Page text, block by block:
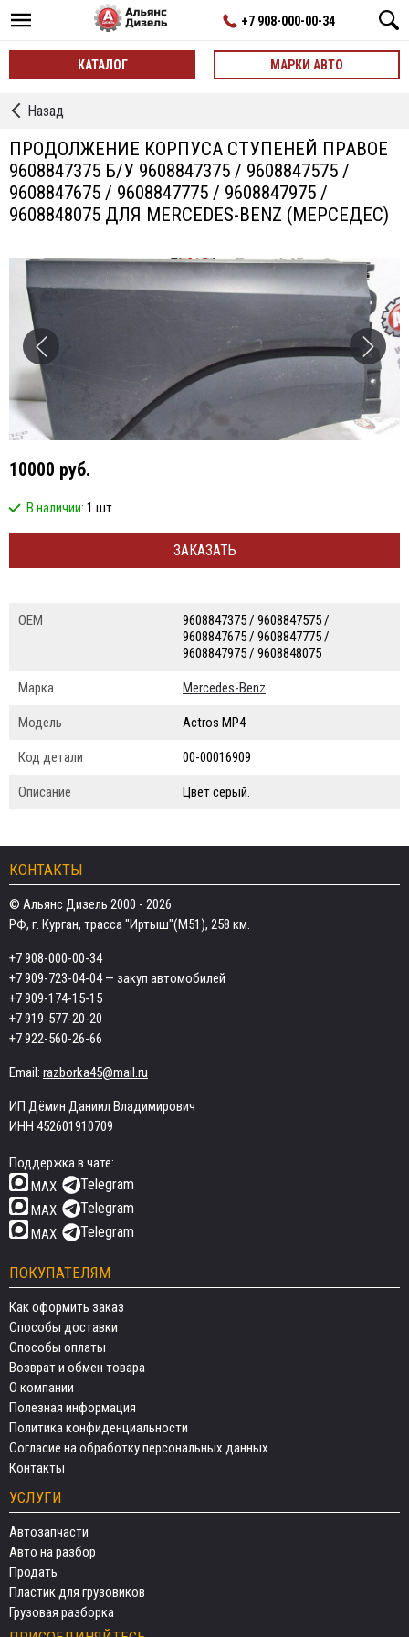
+7 908-000-00-34
КАТАЛОГ МАРКИ АВТО
←
Корпуса
Ступеней
Назад
ПРОДОЛЖЕНИЕ КОРПУСА СТУПЕНЕЙ ПРАВОЕ
9608847375 Б/У 9608847375 / 9608847575 /
9608847675 / 9608847775 / 9608847975 /
9608848075 ДЛЯ MERCEDES-BENZ (МЕРСЕДЕС)
10000 руб.
В наличии: 1 шт.
ЗАКАЗАТЬ
ОЕМ
9608847375 / 9608847575 /
9608847675 / 9608847775 /
9608847975 / 9608848075
Марка Mercedes-Benz
Модель Actros MP4
Код детали 00-00016909
Описание Цвет серый.
КОНТАКТЫ
© Альянс Дизель 2000 - 2026
РФ, г. Курган, трасса "Иртыш"(М51), 258 км.
+7 908-000-00-34
+7 909-723-04-04— закуп автомобилей
+7 909-174-15-15
+7 919-577-20-20
+7 922-560-26-66
Email: razborka45@mail.ru
ИП Дёмин Даниил Владимирович
ИНН 452601910709
Поддержка в чате:
MAX
Telegram
MAX Telegram
MAX Telegram
ПОКУПАТЕЛЯМ
Как оформить заказ
Способы доставки
Способы оплаты
Возврат и обмен товара
О компании
Полезная информация
Политика конфиденциальности
Согласие на обработку персональных данных
Контакты
УСЛУГИ
Автозапчасти
Авто на разбор
Продать
Пластик для грузовиков
Грузовая разборка